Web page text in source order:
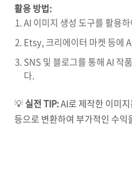
활용 방법:
AI 이미지 생성 도구를 활용
Etsy, 크리에이터 마켓 등에
SNS 및 블로그를 통해 AI 작
다.
💡실전 TIP:AI로 제작한 이미
등으로 변환하여 부가적인 수익